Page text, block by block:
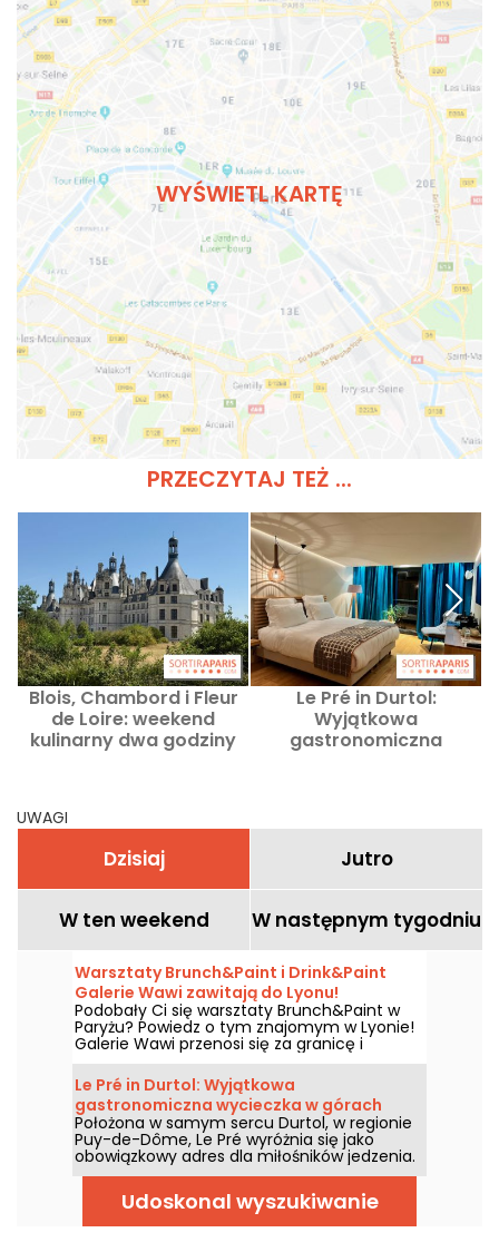
WYŚWIETL KARTĘ
PRZECZYTAJ TEŻ ...
Blois, Chambord i Fleur
de Loire: weekend
kulinarny dwa godziny
Le Pré in Durtol:
Wyjątkowa
gastronomiczna
UWAGI
Dzisiaj Jutro
W ten weekend W następnym tygodniu
Warsztaty Brunch&Paint i Drink&Paint
Galerie Wawi zawitają do Lyonu!
Podobały Ci się warsztaty Brunch&Paint w
Paryżu? Powiedz o tym znajomym w Lyonie!
Galerie Wawi przenosi się za granicę i
otwiera swój adres w Lyonie na bulwarze des
Belges, aby zrewolucjonizować lokalną scenę
kulturalną od 15 lutego, podczas uroczystego
wieczoru otwarcia z wystawą MAKE STREET
ART NOT WAR i bezpłatnymi warsztatami
drink&paint!
Le Pré in Durtol: Wyjątkowa
gastronomiczna wycieczka w górach
Owernii
Położona w samym sercu Durtol, w regionie
Puy-de-Dôme, Le Pré wyróżnia się jako
obowiązkowy adres dla miłośników jedzenia.
Położona w niewielkiej odległości od
Clermont-Ferrand, ta dwugwiazdkowa
restauracja urzeka niezapomnianymi
doznaniami kulinarnymi, subtelnie
Udoskonal wyszukiwanie